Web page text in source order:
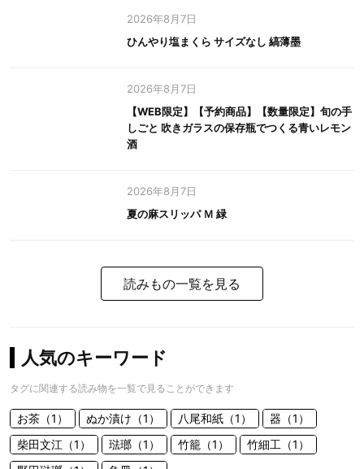
2026年8月7日
ひんやり塩まくら サイズなし 縞薄墨
2026年8月7日
【WEB限定】【予約商品】【数量限定】旬の手
しごと 吹きガラスの保存瓶でつくる青いレモン
酒
2026年8月7日
夏の麻スリッパ Ｍ 緑
読みもの一覧を見る
人気のキーワード
タグに関連する読み物を一覧で見ることができます
お茶（1） ぬか漬け（1） 八尾和紙（1）
器（1）
柴田文江（1）
琺瑯（1） 竹籠（1）
竹細工（1）